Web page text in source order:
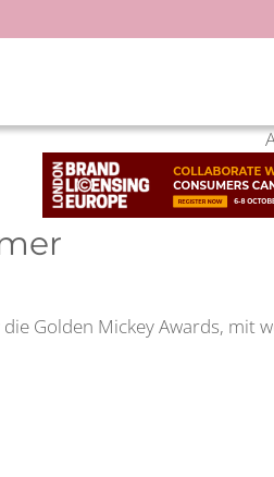
die Golden Mickey Awards,